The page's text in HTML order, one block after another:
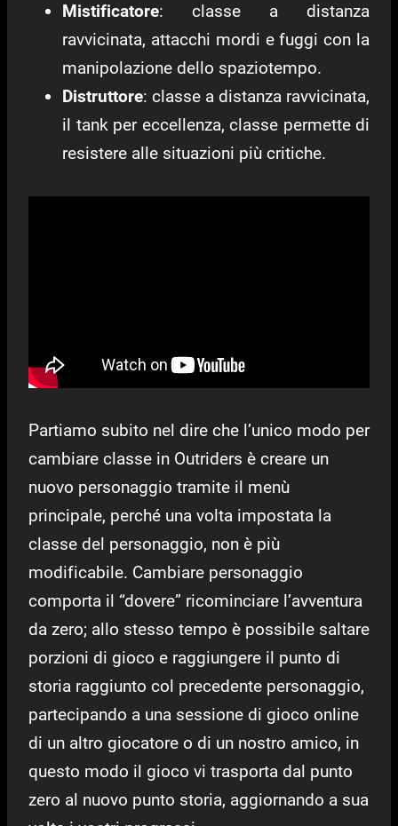
Mistificatore: classe a distanza
ravvicinata, attacchi mordi e fuggi con la
manipolazione dello spaziotempo.
Distruttore: classe a distanza ravvicinata,
il tank per eccellenza, classe permette di
resistere alle situazioni più critiche.
Partiamo subito nel dire che l’unico modo per
cambiare classe in Outriders è creare un
nuovo personaggio tramite il menù
principale, perché una volta impostata la
classe del personaggio, non è più
modificabile. Cambiare personaggio
comporta il “dovere” ricominciare l’avventura
da zero; allo stesso tempo è possibile saltare
porzioni di gioco e raggiungere il punto di
storia raggiunto col precedente personaggio,
partecipando a una sessione di gioco online
di un altro giocatore o di un nostro amico, in
questo modo il gioco vi trasporta dal punto
zero al nuovo punto storia, aggiornando a sua